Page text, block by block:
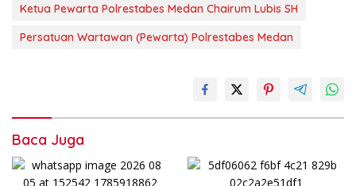
Ketua Pewarta Polrestabes Medan Chairum Lubis SH
Persatuan Wartawan (Pewarta) Polrestabes Medan
Baca Juga